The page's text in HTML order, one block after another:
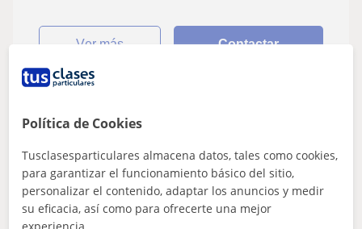
ver más Contactar
10€/h
Xoana
A Coruña
Política de Cookies
Tusclasesparticulares almacena datos, tales como cookies,
para garantizar el funcionamiento básico del sitio,
personalizar el contenido, adaptar los anuncios y medir
su eficacia, así como para ofrecerte una mejor
experiencia.